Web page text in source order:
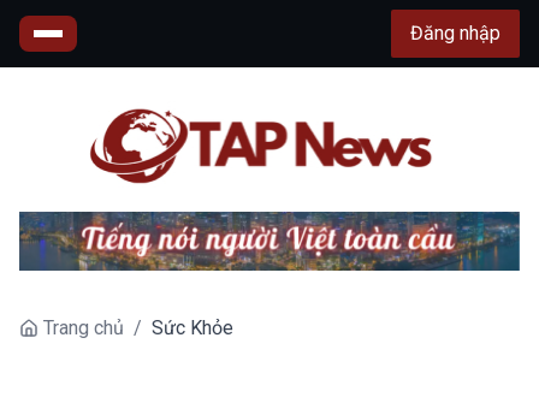
Đăng nhập
Trang chủ / Sức Khỏe